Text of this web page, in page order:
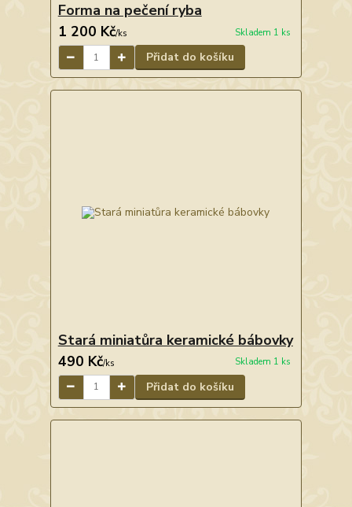
Forma na pečení ryba
1 200 Kč/ks Skladem 1 ks
Přidat do košíku
Stará miniatůra keramické bábovky
490 Kč/ks Skladem 1 ks
Přidat do košíku